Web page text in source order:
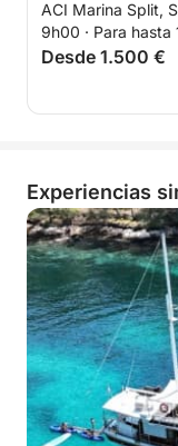
ACI Marina Split,
9h00 · Para hasta
Desde 1.500 €
Experiencias